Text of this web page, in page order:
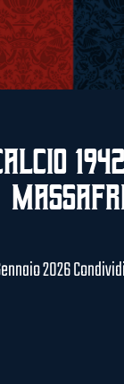
2026Condividi